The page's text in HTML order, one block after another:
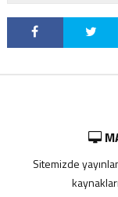
Sitemizde